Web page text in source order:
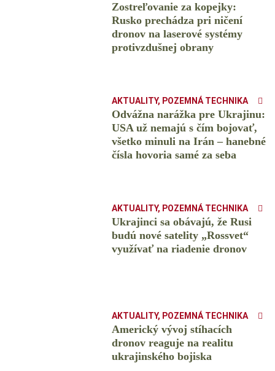
Zostreľovanie za kopejky:
Rusko prechádza pri ničení
dronov na laserové systémy
protivzdušnej obrany
AKTUALITY, POZEMNÁ TECHNIKA
Odvážna narážka pre Ukrajinu:
USA už nemajú s čím bojovať,
všetko minuli na Irán – hanebné
čísla hovoria samé za seba
AKTUALITY, POZEMNÁ TECHNIKA
Ukrajinci sa obávajú, že Rusi
budú nové satelity „Rossvet“
využívať na riadenie dronov
AKTUALITY, POZEMNÁ TECHNIKA
Americký vývoj stíhacích
dronov reaguje na realitu
ukrajinského bojiska